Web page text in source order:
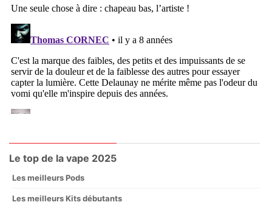
Le top de la vape 2025
Les meilleurs Pods
Les meilleurs Kits débutants